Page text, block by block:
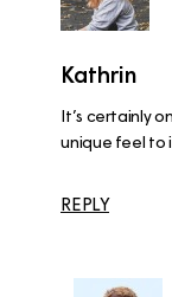
Kathrin
It’s certainly
unique feel to
REPLY